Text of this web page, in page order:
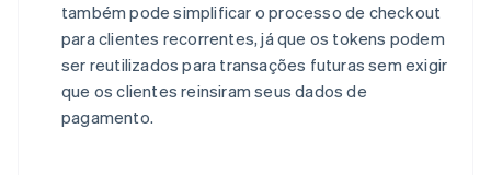
também pode simplificar o processo de checkout
para clientes recorrentes, já que os tokens podem
ser reutilizados para transações futuras sem exigir
que os clientes reinsiram seus dados de
pagamento.